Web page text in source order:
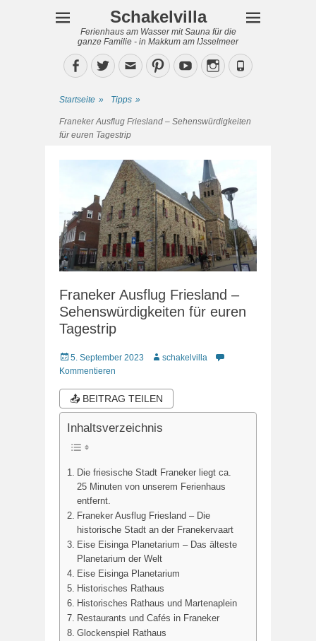
Schakelvilla
Ferienhaus am Wasser mit Sauna für die
ganze Familie - in Makkum am IJsselmeer
Facebook
TwitterEmailPinterestYouTubeInstagram
Phone
Startseite » Tipps »
Franeker Ausflug Friesland – Sehenswürdigkeiten
für euren Tagestrip
Franeker Ausflug Friesland –
Sehenswürdigkeiten für euren
Tagestrip
Veröffentlicht
am
5. September 2023 Autorschakelvilla
Kommentieren
📤 BEITRAG TEILEN
Inhaltsverzeichnis
Die friesische Stadt Franeker liegt ca.
25 Minuten von unserem Ferienhaus
entfernt.
Franeker Ausflug Friesland – Die
historische Stadt an der Franekervaart
Eise Eisinga Planetarium – Das älteste
Planetarium der Welt
Eise Eisinga Planetarium
Historisches Rathaus
Historisches Rathaus und Martenaplein
Restaurants und Cafés in Franeker
Glockenspiel Rathaus